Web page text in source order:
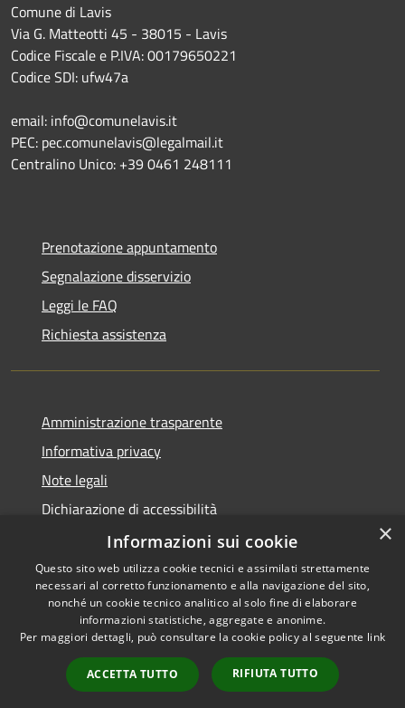
Comune di Lavis
Via G. Matteotti 45 - 38015 - Lavis
Codice Fiscale e P.IVA: 00179650221
Codice SDI: ufw47a
email: info@comunelavis.it
PEC: pec.comunelavis@legalmail.it
Centralino Unico: +39 0461 248111
Prenotazione appuntamento
Segnalazione disservizio
Leggi le FAQ
Richiesta assistenza
Amministrazione trasparente
Informativa privacy
Note legali
Dichiarazione di accessibilità
Informative Privacy
RSS
Accessibilità
Copyright © 2026 • Comune di
Municipium•
Accesso
redazione
×
Informazioni sui cookie
Questo sito web utilizza cookie tecnici e assimilati strettamente
necessari al corretto funzionamento e alla navigazione del sito,
nonché un cookie tecnico analitico al solo fine di elaborare
informazioni statistiche, aggregate e anonime.
Per maggiori dettagli, può consultare la cookie policy al seguente link
ACCETTA TUTTO RIFIUTA TUTTO